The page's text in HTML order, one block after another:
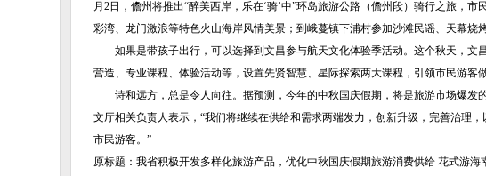
月2日，儋州将推出“醉美西岸，乐在‘骑’中”环岛旅游公路（儋州段）骑行之旅，
彩湾、龙门激浪等特色火山海岸风情美景；到峨蔓镇下浦村参加沙滩民谣、天幕烧
如果是带孩子出行，可以选择到文昌参与航天文化体验季活动。这个秋天，文
营造、专业课程、体验活动等，设置先贤智慧、星际探索两大课程，引领市民游客
诗和远方，总是令人向往。据预测，今年的中秋国庆假期，将是旅游市场爆发
文厅相关负责人表示，“我们将继续在供给和需求两端发力，创新升级，完善治理
市民游客。”
原标题：我省积极开发多样化旅游产品，优化中秋国庆假期旅游消费供给 花式游海